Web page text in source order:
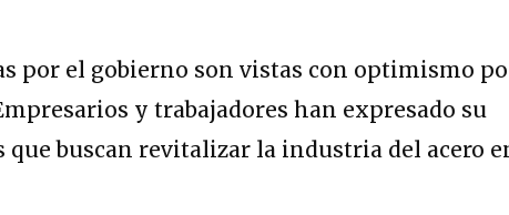
por el gobierno son vistas con optimismo
y trabajadores han expresado su
que buscan revitalizar la industria del acero